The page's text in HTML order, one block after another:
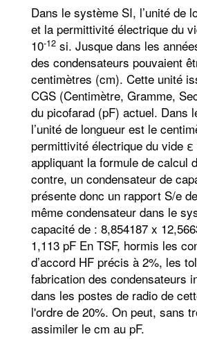
Dans le système SI, l’unité de
et la permittivité électrique du
10-12 si. Jusque dans les
des condensateurs pouvaient
centimètres (cm). Cette unité
CGS (Centimètre, Gramme,
du picofarad (pF) actuel. Dans
l’unité de longueur est le
permittivité électrique du vide
appliquant la formule de calcul
contre, un condensateur de
présente donc un rapport S/e
même condensateur dans le
capacité de : 8,854187 x
1,113 pF En TSF, hormis les
d’accord HF précis à 2%, les
fabrication des condensateurs
dans les postes de radio de
l'ordre de 20%. On peut, sans
assimiler le cm au pF.